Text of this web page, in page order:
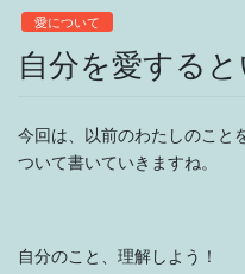
愛について
自分を愛する
今回は、以前のわたしのこと
ついて書いていきますね。
自分のこと、理解しよう！